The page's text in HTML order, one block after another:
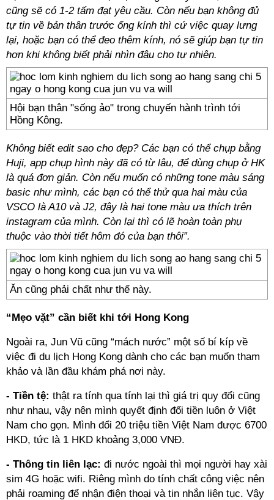
cũng sẽ có 1-2 tấm đạt yêu cầu. Còn nếu bạn không đủ
tự tin về bản thân trước ống kính thì cứ việc quay lưng
lại, hoặc bạn có thể đeo thêm kính, nó sẽ giúp bạn tự tin
hơn khi không biết phải nhìn đâu cho tự nhiên.
Hội bạn thân "sống ảo" trong chuyến hành trình tới
Hồng Kông.
Không biết edit sao cho đẹp? Các bạn có thể chụp bằng
Huji, app chụp hình này đã có từ lâu, để dùng chụp ở HK
là quá đơn giản. Còn nếu muốn có những tone màu sáng
basic như mình, các bạn có thể thử qua hai màu của
VSCO là A10 và J2, đây là hai tone màu ưa thích trên
instagram của mình. Còn lại thì có lẽ hoàn toàn phụ
thuộc vào thời tiết hôm đó của bạn thôi”.
Ăn cũng phải chất như thế này.
“Mẹo vặt” cần biết khi tới Hong Kong
Ngoài ra, Jun Vũ cũng “mách nước” một số bí kíp về
việc đi du lịch Hong Kong dành cho các bạn muốn tham
khảo và lần đầu khám phá nơi này.
- Tiền tệ: thật ra tính qua tính lại thì giá trị quy đổi cũng
như nhau, vậy nên mình quyết định đổi tiền luôn ở Việt
Nam cho gọn. Mình đổi 20 triệu tiền Việt Nam được 6700
HKD, tức là 1 HKD khoảng 3,000 VNĐ.
- Thông tin liên lạc: đi nước ngoài thì mọi người hay xài
sim 4G hoặc wifi. Riêng mình do tính chất công việc nên
phải roaming để nhận điện thoại và tin nhắn liên tục. Vậy